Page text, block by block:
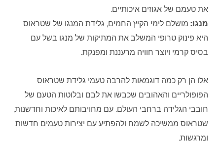
את טעמם של אגוזים איכותיים.
מנגו: מושלם לימי הקיץ החמים, גלידת המנגו של שטראוס
היא פינוק טרופי המשלב את המתיקות של מנגו בשל עם
בסיס קרמי ויוצר חוויה מרעננת ומפנקת.
אלו הן רק כמה דוגמאות להרבה טעמי גלידת שטראוס
הפופולריים והאהובים שכבשו את לבם ובלוטות הטעם של
חובבי הגלידה ברחבי העולם. עם מחויבותם לאיכות וחדשנות,
שטראוס ממשיכה לשמח ולהפתיע עם יצירות טעמים חדשות
ומרגשות.